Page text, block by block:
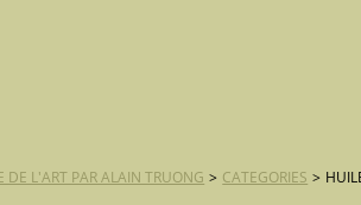
DE L'ART PAR ALAIN TRUONG > CATEGORIES >